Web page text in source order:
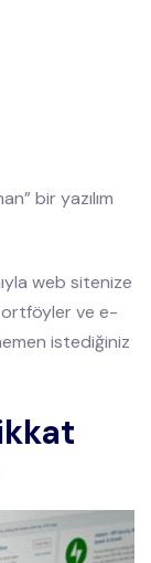
bir yazılım
web sitenize
ve e-
istediğiniz